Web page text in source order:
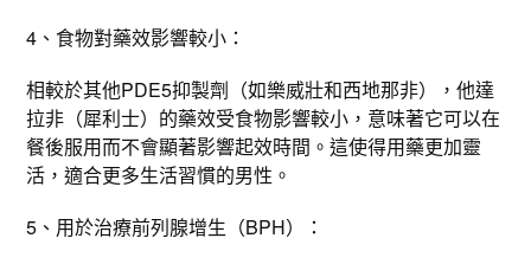
4、食物對藥效影響較小：
相較於其他PDE5抑製劑（如樂威壯和西地那非），他達
拉非（犀利士）的藥效受食物影響較小，意味著它可以在
餐後服用而不會顯著影響起效時間。這使得用藥更加靈
活，適合更多生活習慣的男性。
5、用於治療前列腺增生（BPH）：